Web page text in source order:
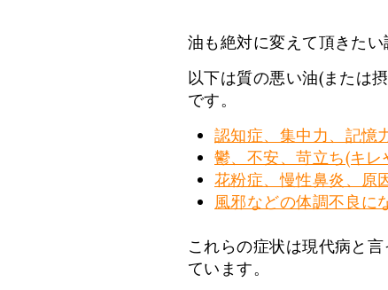
油も絶対に変えて頂きたい
以下は質の悪い油(または
です。
認知症、集中力、記憶
鬱、不安、苛立ち(キ
花粉症、慢性鼻炎、原
風邪などの体調不良に
これらの症状は現代病と
ています。